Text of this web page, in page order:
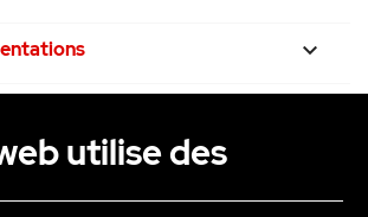

toututilise des